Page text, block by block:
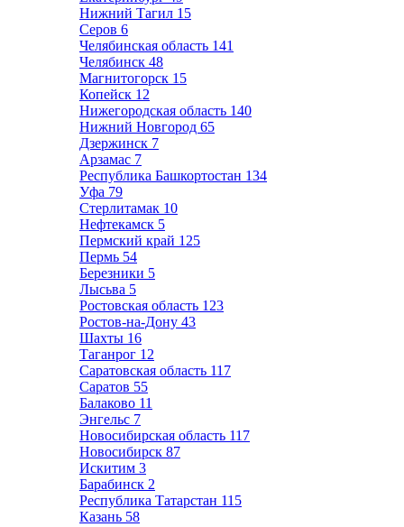
Нижний Тагил 15
Серов 6
Челябинская область 141
Челябинск 48
Магнитогорск 15
Копейск 12
Нижегородская область 140
Нижний Новгород 65
Дзержинск 7
Арзамас 7
Республика Башкортостан 134
Уфа 79
Стерлитамак 10
Нефтекамск 5
Пермский край 125
Пермь 54
Березники 5
Лысьва 5
Ростовская область 123
Ростов-на-Дону 43
Шахты 16
Таганрог 12
Саратовская область 117
Саратов 55
Балаково 11
Энгельс 7
Новосибирская область 117
Новосибирск 87
Искитим 3
Барабинск 2
Республика Татарстан 115
Казань 58